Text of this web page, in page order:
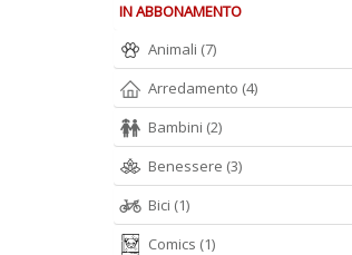
IN ABBONAMENTO
Animali (7)
Arredamento (4)
Bambini (2)
Benessere (3)
Bici (1)
Comics (1)